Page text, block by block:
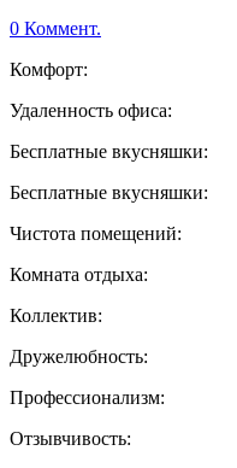
0 Коммент.
Комфорт:
Удаленность офиса:
Бесплатные вкусняшки:
Бесплатные вкусняшки:
Чистота помещений:
Комната отдыха:
Коллектив:
Дружелюбность:
Профессионализм:
Отзывчивость: